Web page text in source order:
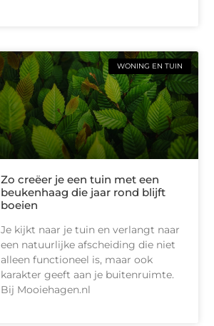
WONING EN TUIN
Zo creëer je een tuin met een
beukenhaag die jaar rond blijft
boeien
Je kijkt naar je tuin en verlangt naar
een natuurlijke afscheiding die niet
alleen functioneel is, maar ook
karakter geeft aan je buitenruimte.
Bij Mooiehagen.nl